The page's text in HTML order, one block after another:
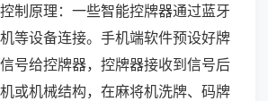
制原理：一些智能控牌器通过蓝牙
等设备连接。手机端软件预设好牌
号给控牌器，控牌器接收到信号后
或机械结构，在麻将机洗牌、码牌